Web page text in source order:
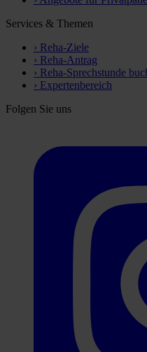
Services & Themen
› Reha-Ziele
› Reha-Antrag
› Reha-Sprechstunde
› Expertenbereich
Folgen Sie uns